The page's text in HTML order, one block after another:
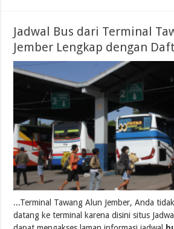
Jadwal Bus dari Terminal
Jember Lengkap dengan
...Terminal Tawang Alun Jember, Anda
datang ke terminal karena disini situs